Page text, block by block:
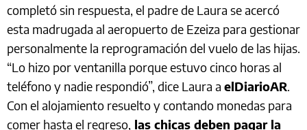
completó sin respuesta, el padre de Laura se acercó
esta madrugada al aeropuerto de Ezeiza para gestionar
personalmente la reprogramación del vuelo de las hijas.
“Lo hizo por ventanilla porque estuvo cinco horas al
teléfono y nadie respondió”, dice Laura a elDiarioAR.
Con el alojamiento resuelto y contando monedas para
comer hasta el regreso, las chicas deben pagar la